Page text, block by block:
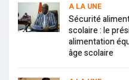
A LA UNE
Sécurité
scolaire : le
alimentation
âge scolaire